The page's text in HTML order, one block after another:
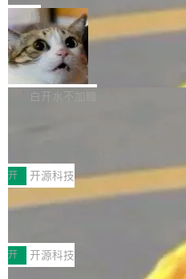
一在人才争夺战中失血的公司。六
连失两员大将：Noam Shazeer 去
er HE-AAC 960 解码 (DAB+)
filter 添加 AMF Frame Rate
_amf) filter SMPTE 2094-50 元数
通 ProRes RAW VideoToolbox
V ...
Code 在 X 上发帖：「DeepSeek
tokens on August 1st. 5T of free
on OpenCode Go.」79.8 万次浏
DeepSeek一天消耗了8万亿# 上
注意这是 OpenCode 一家的消耗
不完。」5T 来自免费额度，3T 来
局
NetBSD 11.0 正式发布
NetBSD 11.0 现已正式发布，这
作系统的第十八个主要版本。 自
ve JH71XX 的设备，例如
64 STAR64，以及 QEMU。 增强
-2024 和 C23 编程接口标准的兼
_linux(8) 增强了对 Linux 系统调
括 epoll（围绕 kqueue 实现）、
列、...
白开水不加糖
案
享会在上海举办。鸿蒙生态的全场
台鲸鸿动能协同华为游戏中心，面
发者及生态伙伴，系统呈现了平台
完整能力版图——从IAP高价值用
营、到IAA游戏的“买变一体”正循
广告协同的全链路经营闭环，以及
开 开源科技
技嘉X3D系列再添新成员 B850
面向AMD Ryzen X3D处理器玩家
列主板阵容迎来新成员——B850
X3D。作为面向主流高性能平台
开 开源科技